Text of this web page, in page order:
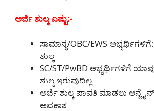
ಅರ್ಜಿ ಶುಲ್ಕ ಎಷ್ಟು:-
ಸಾಮಾನ್ಯ/OBC/EWS
ಶುಲ್ಕ
SC/ST/PwBD ಅಭ್ಯರ್ಥಿಗಳಿಗೆ
ಶುಲ್ಕ ಇರುವುದಿಲ್ಲ
ಅರ್ಜಿ ಶುಲ್ಕ ಪಾವತಿ ಮಾಡಲು
ಅವಕಾಶ